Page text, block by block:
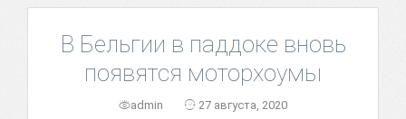
В Бельгии в паддоке вновь
появятся моторхоумы
admin 27 августа, 2020